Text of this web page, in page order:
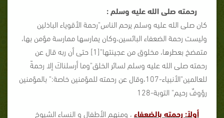
رحمته صلى الله عليه وسلم :
كان صلى الله عليه وسلم يرحم الناس"رحمة الأقوياء الباذلين
وليست رحمة الضعفاء البائسين،وكان يمارسها ممارسة مؤمن بها،
متمضخ بعطرها، مخلوق من عجينتها"[1] حتى أن ربه قال عن
رحمته صلى الله عليه وسلم لسائر الخلق"وما أرسلناكَ إلا رحمةً
للعالمين"الأنبياء-107،وقال عن رحمته للمؤمنين خاصة:" بالمؤمنين
رؤوفٌ رحيم" التوبة-128
أولاً: رحمته بالضعفاء ، ومنهم الأطفال و النساء الشيوخ